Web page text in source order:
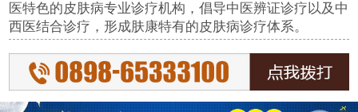
医特色的皮肤病专业诊疗机构，倡导中医辨证诊疗以及中
西医结合诊疗，形成肤康特有的皮肤病诊疗体系。